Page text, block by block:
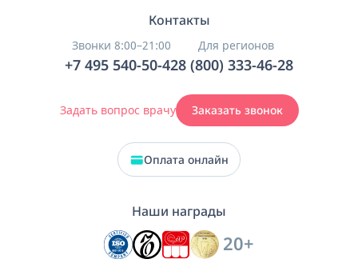
Контакты
Звонки 8:00–21:00
+7 495 540-50-42
Для регионов
8 (800) 333-46-28
Задать вопрос врачу Заказать звонок
Оплата онлайн
Наши награды
20+